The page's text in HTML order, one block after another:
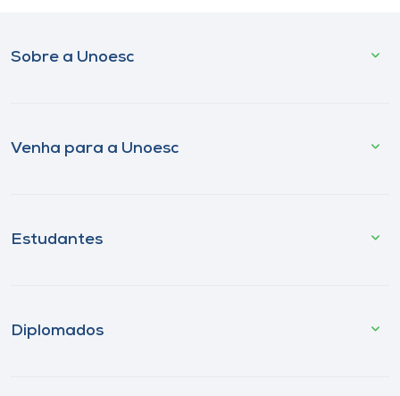
Sobre a Unoesc
Venha para a Unoesc
Estudantes
Diplomados